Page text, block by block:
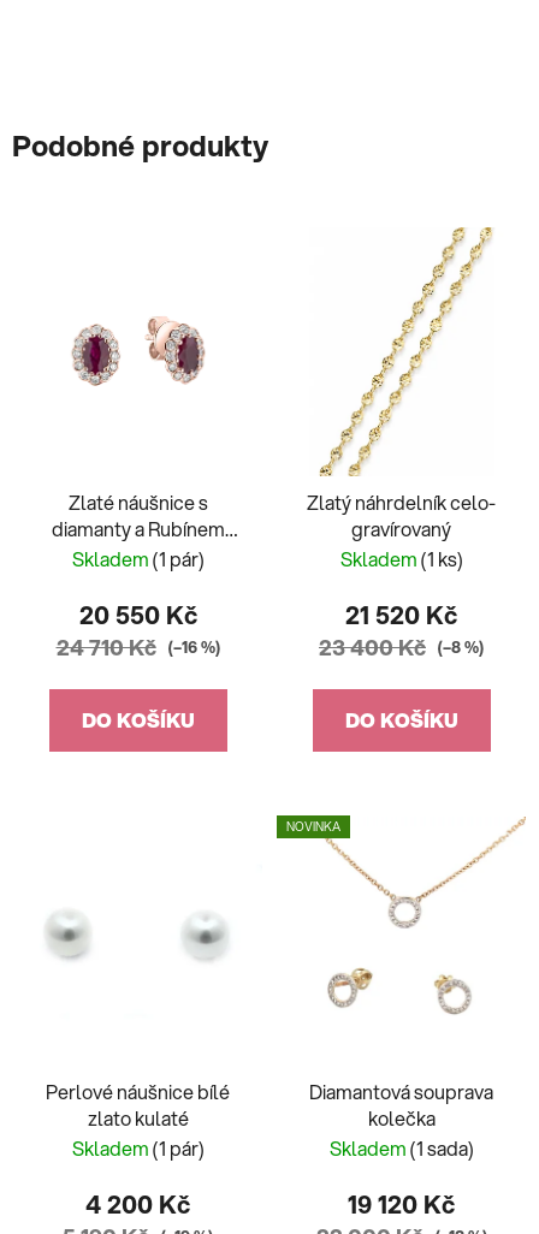
Podobné produkty
Zlaté náušnice s
diamanty a Rubínem
rosegold
Skladem(1 pár)
20 550 Kč
24 710 Kč (–16 %)
DO KOŠÍKU
Zlatý náhrdelník celo-
gravírovaný
Skladem(1 ks)
21 520 Kč
23 400 Kč (–8 %)
DO KOŠÍKU
Perlové náušnice bílé
zlato kulaté
Skladem(1 pár)
4 200 Kč
NOVINKA
Diamantová souprava
kolečka
Skladem(1 sada)
19 120 Kč